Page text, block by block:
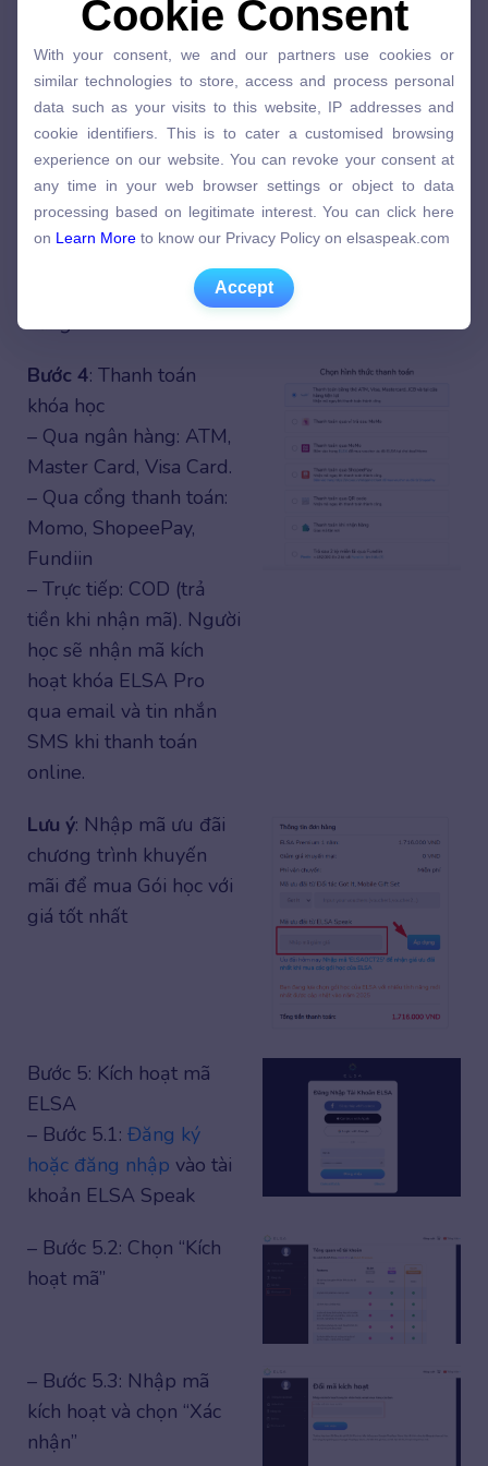
Bước 2: Điền thông tin
mua hàng
Bước 3: Chọn gói ELSA
theo nhu cầu của bạn
(*) Giá ELSA có thể thay
trình ưu đãi cho khách
hàng.
Bước 4: Thanh toán
khóa học
– Qua ngân hàng: ATM,
Master Card, Visa Card.
– Qua cổng thanh toán:
Momo, ShopeePay,
Fundiin
– Trực tiếp: COD (trả
tiền khi nhận mã). Người
học sẽ nhận mã kích
hoạt khóa ELSA Pro
qua email và tin nhắn
SMS khi thanh toán
online.
Lưu ý: Nhập mã ưu đãi
chương trình khuyến
mãi để mua Gói học với
giá tốt nhất
Bước 5: Kích hoạt mã
ELSA
– Bước 5.1: Đăng ký
hoặc đăng nhập vào tài
khoản ELSA Speak
– Bước 5.2: Chọn “Kích
hoạt mã”
– Bước 5.3: Nhập mã
kích hoạt và chọn “Xác
nhận”
Cookie Consent
similar technologies to store, access and process personal
data such as your visits to this website, IP addresses and
cookie identifiers. This is to cater a customised browsing
experience on our website. You can revoke your consent at
any time in your web browser settings or object to data
processing based on legitimate interest. You can click here
on
Learn More to know our Privacy Policy on elsaspeak.com
Accept
Cookie Consent
With your consent, we and our partners use cookies or
similar technologies to store, access and process personal
data such as your visits to this website, IP addresses and
cookie identifiers. This is to cater a customised browsing
experience on our website. You can revoke your consent at
any time in your web browser settings or object to data
processing based on legitimate interest. You can click here
on Learn More to know our Privacy Policy on elsaspeak.com
Accept